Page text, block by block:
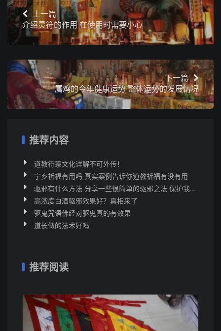
上一篇
介绍灵符的作用 在使用时需要小心
下一篇
属鸡的今年健康运势 整体运势的发展情况
推荐内容
道教符箓文化详解不可外传！
宁乡祈福有用吗 真实案例告诉你道教祈福有没有用
驱邪有什么方法 分享一些很简单的驱邪之法 保护我...
高浓度白酒驱邪效果好？真相来了
驱鬼咒语佛经对驱鬼真的有效果
道长做的法术好吗
推荐阅读